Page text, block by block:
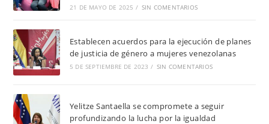
21 DE MAYO DE 2025 / SIN COMENTARIOS
Establecen acuerdos para la ejecución de planes
de justicia de género a mujeres venezolanas
5 DE SEPTIEMBRE DE 2023 / SIN COMENTARIOS
Yelitze Santaella se compromete a seguir
profundizando la lucha por la igualdad